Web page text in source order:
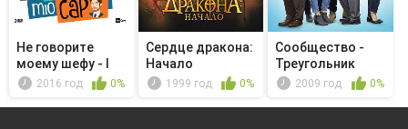
Не говорите
моему шефу - I
soliti sos...
2016 год 0%
Сердце дракона:
Начало
1999 год 0%
Сообщество -
Треугольник
Паскаля повт...
2009 год 0%